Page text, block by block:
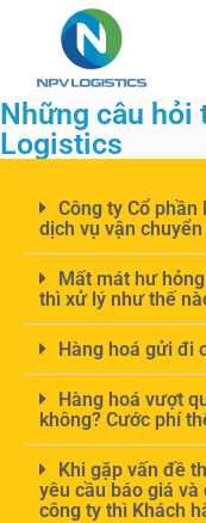
Chuyển
tới
nội
dung
Những câu hỏi
Logistics
Công ty Cổ
dịch vụ vận chuyển
Mất mát hư
thì xử lý như thế
Hàng hoá gửi đi
Hàng hoá vượt
không? Cước phí
Khi gặp vấn đề
yêu cầu báo giá
công ty thì Khách